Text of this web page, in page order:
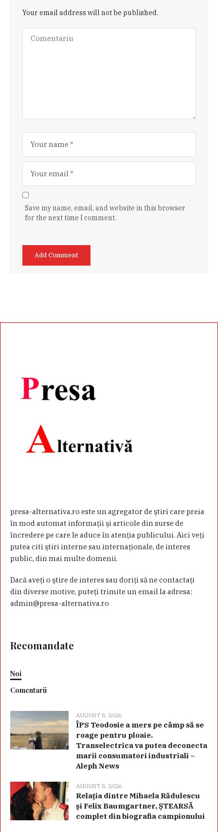
Your email address will not be published.
Save my name, email, and website in this browser
for the next time I comment.
presa-alternativa.ro este un agregator de ştiri care preia
în mod automat informaţii şi articole din surse de
încredere pe care le aduce în atenţia publicului. Aici veţi
putea citi ştiri interne sau internaţionale, de interes
public, din mai multe domenii.
Dacă aveţi o ştire de interes sau doriţi să ne contactaţi
din diverse motive, puteţi trimite un email la adresa:
admin@presa-alternativa.ro
Recomandate
Noi
Comentarii
AUGUST 8, 2026
ÎPS Teodosie a mers pe câmp să se
roage pentru ploaie.
Transelectrica va putea deconecta
marii consumatori industriali –
Aleph News
AUGUST 8, 2026
Relația dintre Mihaela Rădulescu
și Felix Baumgartner, ȘTEARSĂ
complet din biografia campionului